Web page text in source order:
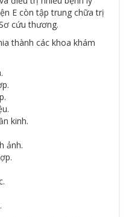
E còn tập trung chữa trị
cứu thương.
thành các khoa khám
kinh.
ảnh.